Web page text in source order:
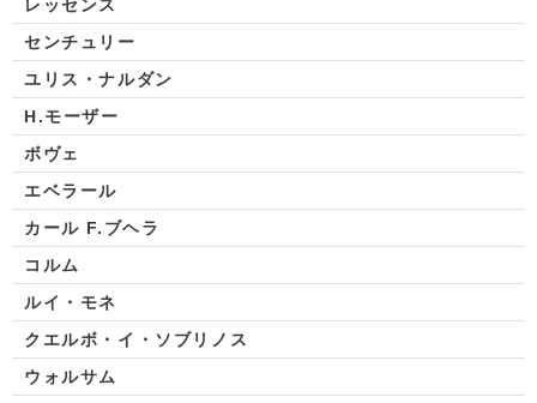
レッセンス
センチュリー
ユリス・ナルダン
H.モーザー
ボヴェ
エベラール
カール F.ブヘラ
コルム
ルイ・モネ
クエルボ・イ・ソブリノス
ウォルサム